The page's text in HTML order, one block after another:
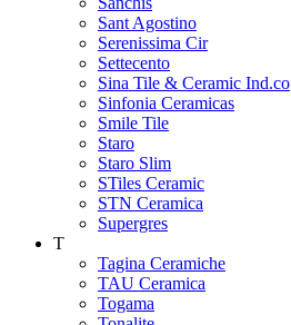
Sant Agostino
Serenissima Cir
Settecento
Sina Tile & Ceramic Ind.co
Sinfonia Ceramicas
Smile Tile
Staro
Staro Slim
STiles Ceramic
STN Ceramica
Supergres
T
Tagina Ceramiche
TAU Ceramica
Togama